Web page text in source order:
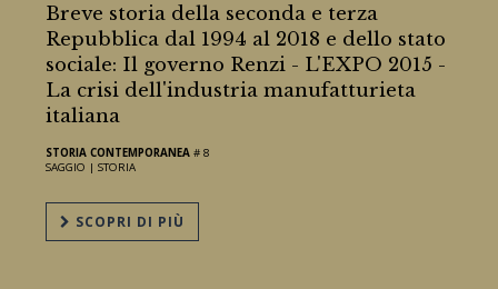
Breve storia della seconda e terza
Repubblica dal 1994 al 2018 e dello stato
sociale: Il governo Renzi - L'EXPO 2015 -
La crisi dell'industria manufatturieta
italiana
STORIA CONTEMPORANEA # 8
SAGGIO |STORIA
SCOPRI DI PIÙ